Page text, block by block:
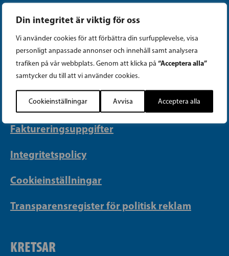
Din integritet är viktig för oss
Vi använder cookies för att förbättra din surfupplevelse, visa
personligt anpassade annonser och innehåll samt analysera
trafiken på vår webbplats. Genom att klicka på “Acceptera alla”
samtycker du till att vi använder cookies.
Cookieinställningar Avvisa Acceptera alla
PARTIKANSLIET
Telefon (09) 693 070
PB 430, 00101 Helsingfors
Georgsgatan 27, 00100 Helsingfors
info@sfp.fi
Faktureringsuppgifter
Integritetspolicy
Cookieinställningar
Transparensregister för politisk reklam
KRETSAR